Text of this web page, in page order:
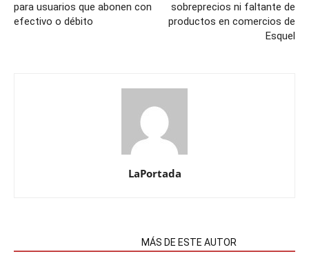
para usuarios que abonen con
efectivo o débito
sobreprecios ni faltante de
productos en comercios de
Esquel
LaPortada
MÁS DE ESTE AUTOR